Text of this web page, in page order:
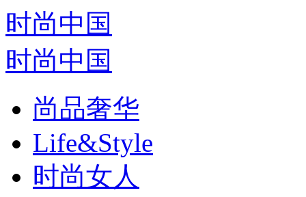
时尚中国
时尚中国
尚品奢华
Life&Style
时尚女人